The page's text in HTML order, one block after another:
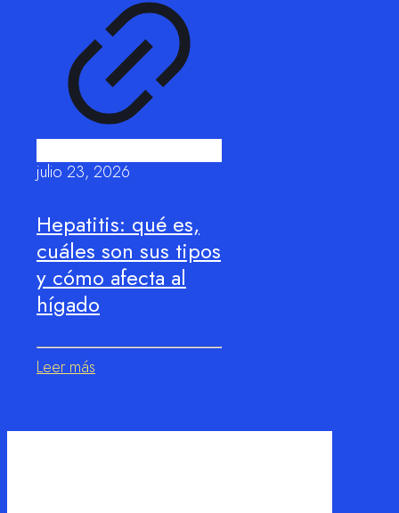
julio 23, 2026
Hepatitis: qué es,
cuáles son sus tipos
y cómo afecta al
hígado
Leer más